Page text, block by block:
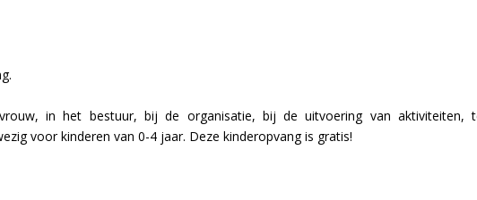
in het bestuur, bij de organisatie, bij de uitvoering van aktiviteiten,
voor kinderen van 0-4 jaar. Deze kinderopvang is gratis!